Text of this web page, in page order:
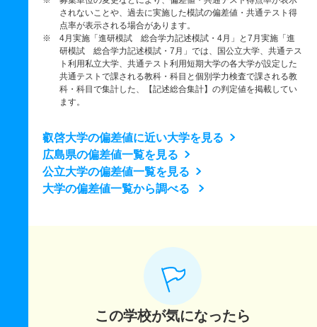
されないことや、過去に実施した模試の偏差値・共通テスト得
点率が表示される場合があります。
※ 4月実施「進研模試 総合学力記述模試・4月」と7月実施「進
研模試 総合学力記述模試・7月」では、国公立大学、共通テス
ト利用私立大学、共通テスト利用短期大学の各大学が設定した
共通テストで課される教科・科目と個別学力検査で課される教
科・科目で集計した、【記述総合集計】の判定値を掲載してい
ます。
叡啓大学の偏差値に近い大学を見る
広島県の偏差値一覧を見る
公立大学の偏差値一覧を見る
大学の偏差値一覧から調べる
この学校が気になったら